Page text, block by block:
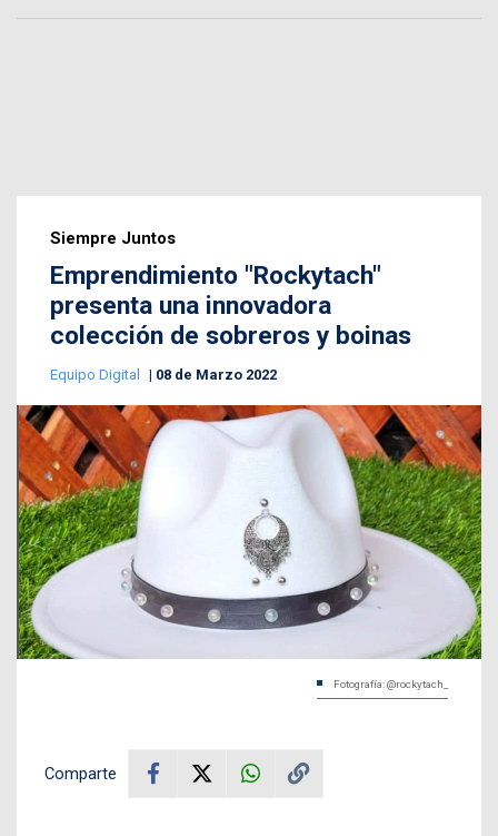
Siempre Juntos
Emprendimiento "Rockytach"
presenta una innovadora
colección de sobreros y boinas
Equipo Digital 08 de Marzo 2022
Fotografía: @rockytach_
Comparte